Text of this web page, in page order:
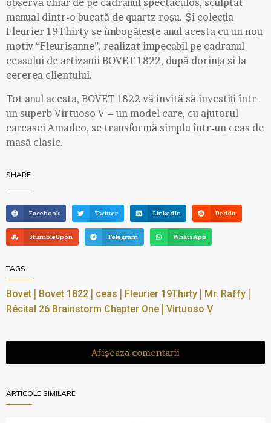
observă chiar de pe cadranul spectaculos, sculptat
manual dintr-o bucată de quartz roșu. Și colecția
Fleurier 19Thirty se îmbogățește anul acesta cu un nou
motiv “Fleurisanne”, realizat impecabil pe cadranul
ceasului de artizanii BOVET 1822, după dorința și la
cererea clientului.
Tot anul acesta, BOVET 1822 vă invită să investiți într-
un superb Virtuoso V – un model care, cu ajutorul
carcasei Amadeo, se transformă simplu într-un ceas de
masă clasic.
SHARE
Facebook Twitter LinkedIn Reddit
StumbleUpon Telegram WhatsApp
TAGS
Bovet Bovet 1822 ceas Fleurier 19Thirty Mr. Raffy
Récital 26 Brainstorm Chapter One Virtuoso V
Afișează comentarii
ARTICOLE SIMILARE